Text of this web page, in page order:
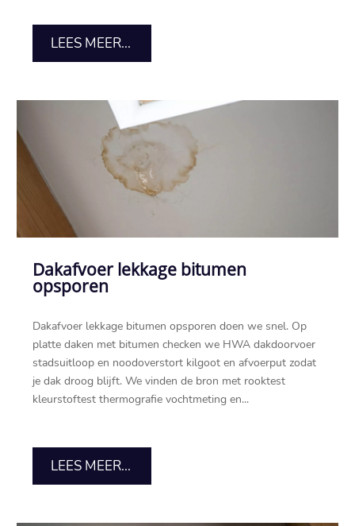
LEES MEER...
Dakafvoer lekkage bitumen
opsporen
Dakafvoer lekkage bitumen opsporen doen we snel.​ Op
platte daken met bitumen checken we HWA dakdoorvoer
stadsuitloop en noodoverstort kilgoot en afvoerput zodat
je dak droog blijft.​ We vinden de bron met rooktest
kleurstoftest thermografie vochtmeting en...
LEES MEER...